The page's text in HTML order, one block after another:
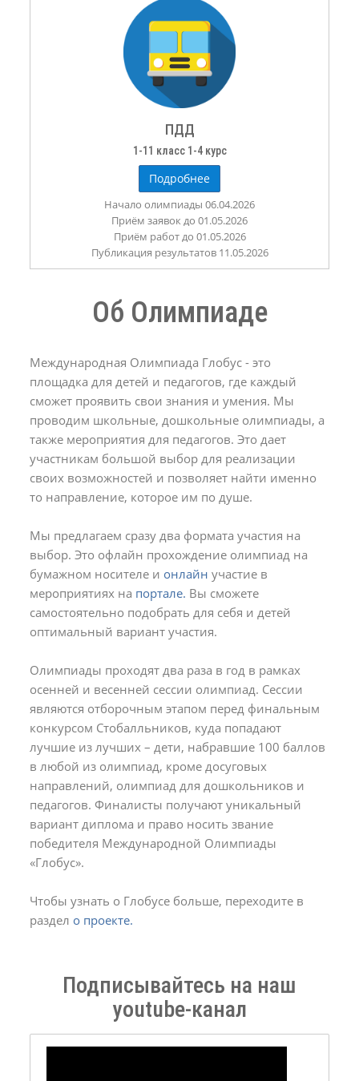
ПДД
1-11 класс 1-4 курс
Подробнее
Начало олимпиады 06.04.2026
Приём заявок до 01.05.2026
Приём работ до 01.05.2026
Публикация результатов 11.05.2026
Об Олимпиаде
Международная Олимпиада Глобус - это
площадка для детей и педагогов, где каждый
сможет проявить свои знания и умения. Мы
проводим школьные, дошкольные олимпиады, а
также мероприятия для педагогов. Это дает
участникам большой выбор для реализации
своих возможностей и позволяет найти именно
то направление, которое им по душе.
Мы предлагаем сразу два формата участия на
выбор. Это офлайн прохождение олимпиад на
бумажном носителе и онлайнучастие в
мероприятиях на портале. Вы сможете
самостоятельно подобрать для себя и детей
оптимальный вариант участия.
Олимпиады проходят два раза в год в рамках
осенней и весенней сессии олимпиад. Сессии
являются отборочным этапом перед финальным
конкурсом Стобалльников, куда попадают
лучшие из лучших – дети, набравшие 100 баллов
в любой из олимпиад, кроме досуговых
направлений, олимпиад для дошкольников и
педагогов. Финалисты получают уникальный
вариант диплома и право носить звание
победителя Международной Олимпиады
«Глобус».
Чтобы узнать о Глобусе больше, переходите в
раздел о проекте.
Подписывайтесь на наш
youtube-канал